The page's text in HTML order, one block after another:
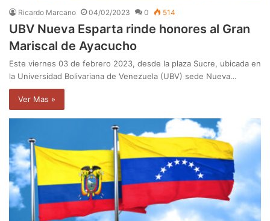
Ricardo Marcano 04/02/2023 0 514
UBV Nueva Esparta rinde honores al Gran
Mariscal de Ayacucho
Este viernes 03 de febrero 2023, desde la plaza Sucre, ubicada en
la Universidad Bolivariana de Venezuela (UBV) sede Nueva…
Ver Mas »